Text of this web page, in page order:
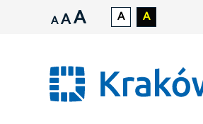
A A A A A